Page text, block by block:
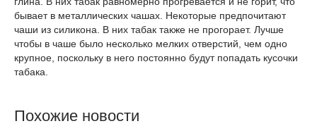
бывает в металлических чашах. Некоторые предпочитают
чаши из силикона. В них табак также не прогорает. Лучше
чтобы в чаше было несколько мелких отверстий, чем одно
крупное, поскольку в него постоянно будут попадать кусочки
табака.
Похожие новости